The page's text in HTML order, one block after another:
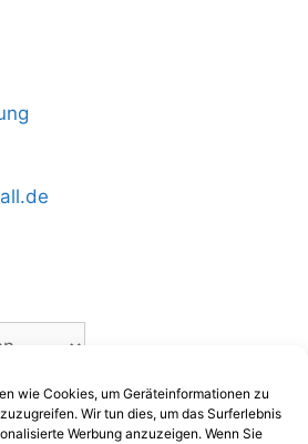
wie Cookies, um Geräteinformationen zu
Wir tun dies, um das Surferlebnis
Werbung anzuzeigen. Wenn Sie